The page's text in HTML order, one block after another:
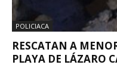
POLICIACA
RESCATAN A
PLAYA DE LÁZARO